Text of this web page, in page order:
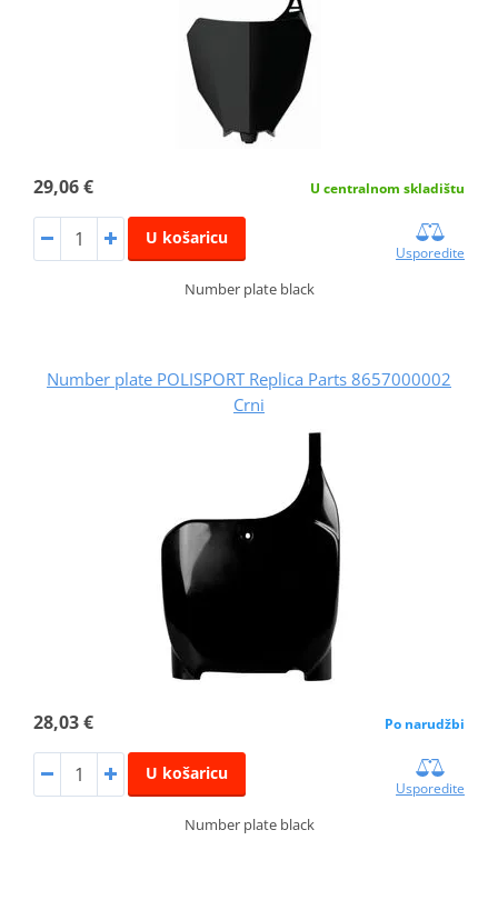
29,06 € U centralnom skladištu
U košaricu
Usporedite
Number plate black
Number plate POLISPORT Replica Parts 8657000002
Crni
28,03 € Po narudžbi
U košaricu
Usporedite
Number plate black